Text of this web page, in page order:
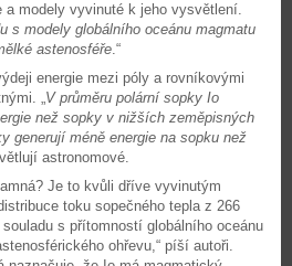
modely vyvinuté k jeho vysvětlení.
s modely globálního oceánu magmatu
astenosféře.“
energie mezi póly a rovníkovými
„V průměru polární sopky Io
než sopky v nižších zeměpisných
generují méně energie na sopku než
astronomové.
Je to kvůli dříve vyvinutým
toku sopečného tepla z 266
s přítomností globálního oceánu
ohřevu,“ píší autoři.